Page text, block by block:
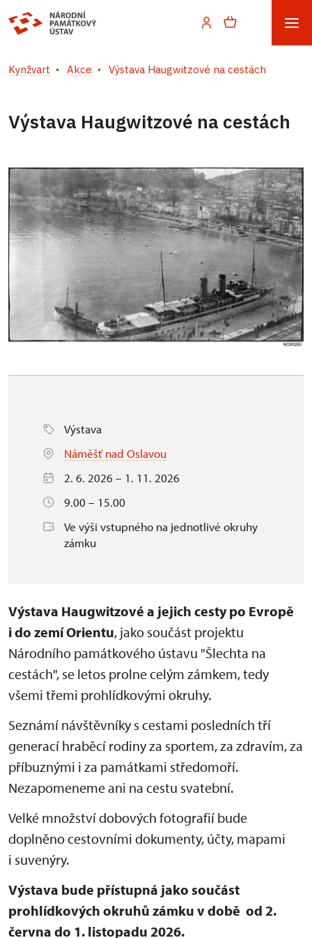
Kynžvart Akce Výstava Haugwitzové na cestách
Výstava Haugwitzové na cestách
Výstava
Náměšť nad Oslavou
2. 6. 2026 – 1. 11. 2026
9.00 – 15.00
Ve výši vstupného na jednotlivé okruhy
zámku
Výstava Haugwitzové a jejich cesty po Evropě
i do zemí Orientu, jako součást projektu
Národního památkového ústavu "Šlechta na
cestách", se letos prolne celým zámkem, tedy
všemi třemi prohlídkovými okruhy.
Seznámí návštěvníky s cestami posledních tří
generací hraběcí rodiny za sportem, za zdravím, za
příbuznými i za památkami středomoří.
Nezapomeneme ani na cestu svatební.
Velké množství dobových fotografií bude
doplněno cestovními dokumenty, účty, mapami
i suvenýry.
Výstava bude přístupná jako součást
prohlídkových okruhů zámku v době od 2.
června do 1. listopadu 2026.